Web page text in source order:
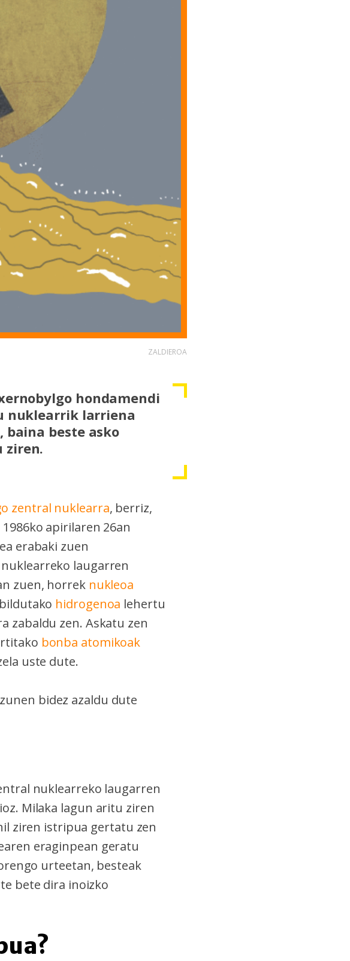
ZALDIEROA
hondamendi
nuklearrik larriena
baina beste asko
ziren.
zentral nuklearra, berriz,
apirilaren 26an
erabaki zuen
laugarren
zuen, horrek nukleoa
hidrogenoa lehertu
zabaldu zen. Askatu zen
bonba atomikoak
uste dute.
bidez azaldu dute
nuklearreko laugarren
Milaka lagun aritu ziren
ziren istripua gertatu zen
eraginpean geratu
urteetan, besteak
bete dira inoizko